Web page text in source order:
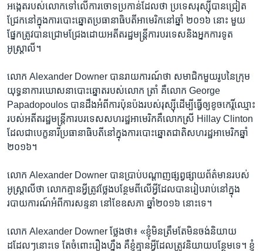
អង្កេត​របស់​លោក​ទៅ​លើ​ការ​ចោទ​ប្រកាន់​ដែល​ថា ប្រទេស​រុស្ស៊ី​បាន​ជ្រៀត
ជ្រែក​នៅ​ក្នុង​ការ​បោះ​ឆ្នោត​ប្រធានាធិបតី​អាមេរិក​នៅ​ឆ្នាំ ​២០១៦​ នោះ មួយ​
ផ្នែក​ត្រូវ​បាន​ជ្រោម​ជ្រែង​ដោយ​អតីត​រដ្ឋមន្ដ្រី​ការបរទេស​និង​អ្នក​ការទូត​
អូស្រ្តាលី។
លោក ​Alexander Downer ​បាន​រាយការណ៍​ថា​ សមាជិក​មួយ​រូប​នៃ​ក្រុម​
យុទ្ធនាការ​ឃោសនា​បោះ​ឆ្នោត​របស់​លោក​ ត្រាំ​ ​គឺ​លោក​ George
Papadopoulos​ បាន​ដឹង​អំពី​ការ​ប៉ុន​ប៉ង​របស់​រុស្ស៊ី​ដើម្បី​ធ្វើឲ្យ​ខូច​កេរ្តិ៍​ឈ្មោះ​
របស់​អតីត​រដ្ឋមន្រ្តី​ការបរទេស​សហរដ្ឋ​អាមេរិក​គឺ​លោកស្រី ​Hillay Clinton ​
ដែល​ជា​បេក្ខនារី​ប្រធានាធិបតី​នៅ​ក្នុង​ការ​បោះឆ្នោត​ជាតិ​សហរដ្ឋ​អាមេរិក​ឆ្នាំ​
២០១៦។
លោក Alexander Downer ​បាន​ប្រាប់​បណ្តាញ​ផ្សព្វផ្សាយ​ព័ត៌មាន​របស់​
អូស្រ្តាលី​ថា លោក​គ្មាន​អ្វី​ត្រូវ​ថ្លែង​បន្ថែម​ពីលើ​អ្វីដែល​បាន​រៀប​រាប់​នៅ​ក្នុង​
របាយការណ៍​អំពី​ការសន្ទនា​ នៅ​ខែ​ឧសភា​ ឆ្នាំ​២០១៦ នោះ​ទេ។
លោក Alexander Downer ថ្លែង​ថា៖ «ខ្ញុំ​មិន​ត្រឹម​តែ​មិន​ចង់​និយាយ​
ដដែលៗ​នោះ​ទេ តែ​ចំពោះ​រឿង​ហ្នឹង គឺ​ខ្ញុំ​គ្មាន​អ្វី​ដែល​ត្រូវ​និយាយ​បន្ថែម​ទេ។ ខ្ញុំ​